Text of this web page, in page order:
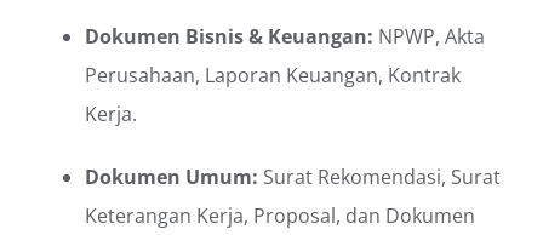
Dokumen Bisnis & Keuangan: NPWP, Akta
Perusahaan, Laporan Keuangan, Kontrak
Kerja.
Dokumen Umum: Surat Rekomendasi, Surat
Keterangan Kerja, Proposal, dan Dokumen